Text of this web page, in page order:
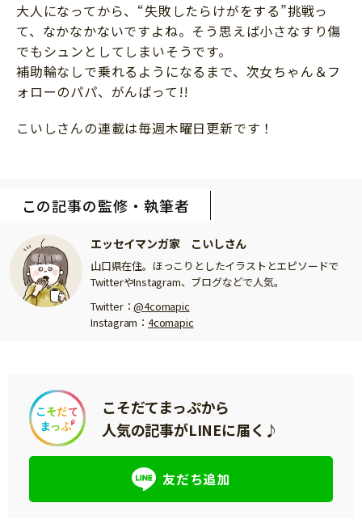
大人になってから、“失敗したらけがをする”挑戦っ
て、なかなかないですよね。そう思えば小さなすり傷
でもシュンとしてしまいそうです。
補助輪なしで乗れるようになるまで、次女ちゃん＆フ
ォローのパパ、がんばって!!
こいしさんの連載は毎週木曜日更新です！
この記事の監修・執筆者
エッセイマンガ家 こいしさん
山口県在住。ほっこりとしたイラストとエピソードで
TwitterやInstagram、ブログなどで人気。
Twitter：@4comapic
Instagram： 4comapic
こそだてまっぷから
人気の記事がLINEに届く♪
友だち追加